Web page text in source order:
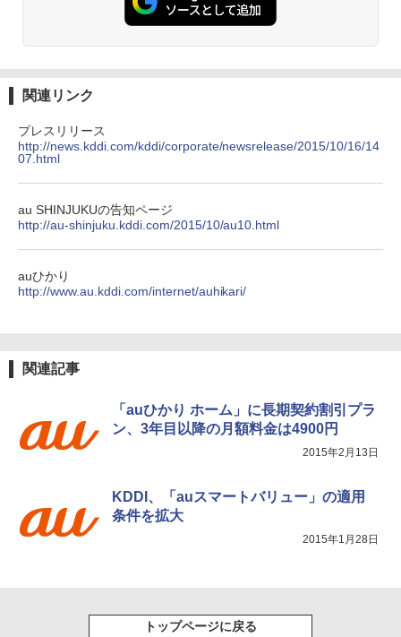
関連リンク
プレスリリース
http://news.kddi.com/kddi/corporate/newsrelease/2015/10/16/14
07.html
au SHINJUKUの告知ページ
http://au-shinjuku.kddi.com/2015/10/au10.html
auひかり
http://www.au.kddi.com/internet/auhikari/
関連記事
「auひかり ホーム」に長期契約割引プラ
ン、3年目以降の月額料金は4900円
2015年2月13日
KDDI、「auスマートバリュー」の適用
条件を拡大
2015年1月28日
トップページに戻る